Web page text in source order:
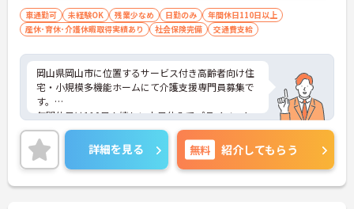
車通勤可 未経験OK 残業少なめ 日勤のみ
年間休日110日以上
産休･育休･介護休暇取得実績あり
社会保険完備 交通費支給
岡山県岡山市に位置するサービス付き高齢者向け住
宅・小規模多機能ホームにて介護支援専門員募集で
す。
年間休日は110日！嬉しい土日休みでプライベート
を大切にご勤務いただけます♪
ご興味ある方には、面接対策ポイントなど、さらに
詳細をお話しいたしますのでお気軽にご相談くださ
い！
詳細を見る 無料 紹介してもらう